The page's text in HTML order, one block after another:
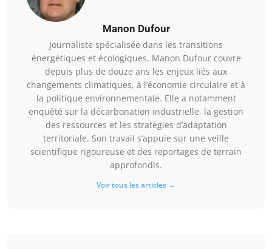
Manon Dufour
Journaliste spécialisée dans les transitions
énergétiques et écologiques, Manon Dufour couvre
depuis plus de douze ans les enjeux liés aux
changements climatiques, à l’économie circulaire et à
la politique environnementale. Elle a notamment
enquêté sur la décarbonation industrielle, la gestion
des ressources et les stratégies d’adaptation
territoriale. Son travail s’appuie sur une veille
scientifique rigoureuse et des reportages de terrain
approfondis.
Voir tous les articles →